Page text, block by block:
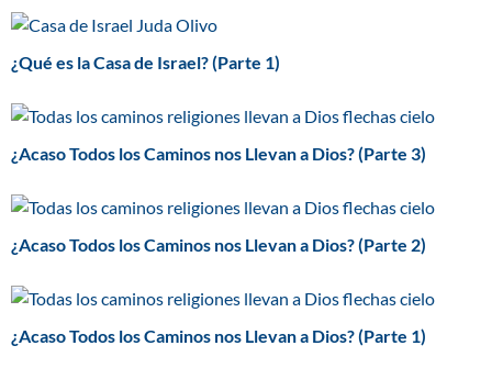
¿Qué es la Casa de Israel? (Parte 1)
¿Acaso Todos los Caminos nos Llevan a Dios? (Parte 3)
¿Acaso Todos los Caminos nos Llevan a Dios? (Parte 2)
¿Acaso Todos los Caminos nos Llevan a Dios? (Parte 1)